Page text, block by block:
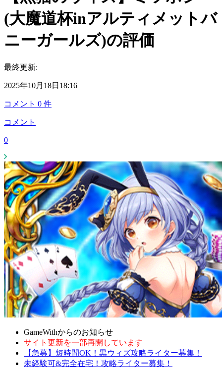
(大魔道杯inアルティメットバ
ニーガールズ)の評価
最終更新:
2025年10月18日18:16
コメント 0 件
コメント
0
GameWithからのお知らせ
サイト更新を一部再開しています
【急募】短時間OK！黒ウィズ攻略ライター募集！
未経験可&完全在宅！攻略ライター募集！